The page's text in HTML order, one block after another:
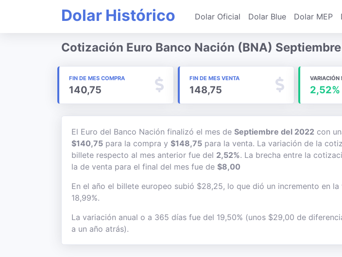
Dolar Histórico Dolar Oficial Dolar Blue Dolar MEP
Cotización Euro Banco Nación (BNA)
FIN DE MES COMPRA
140,75
FIN DE MES VENTA
148,75
VARIACIÓN
2,52%
El Euro del Banco Nación finalizó el mes de Septiembre del 2022 con
$140,75 para la compra y $148,75 para la venta. La variación de la
billete respecto al mes anterior fue del 2,52%. La brecha entre la
la de venta para el final del mes fue de $8,00
En el año el billete europeo subió $28,25, lo que dió un incremento en la
18,99%.
La variación anual o a 365 días fue del 19,50% (unos $29,00 de
a un año atrás).